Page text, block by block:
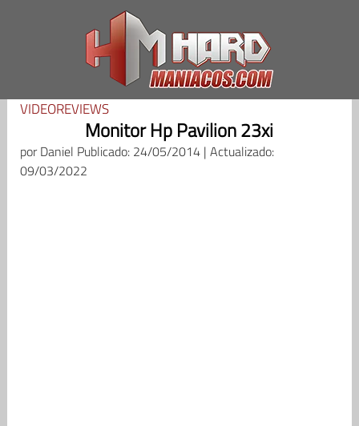
VIDEOREVIEWS
Monitor Hp Pavilion 23xi
porDaniel Publicado: 24/05/2014 | Actualizado:
09/03/2022